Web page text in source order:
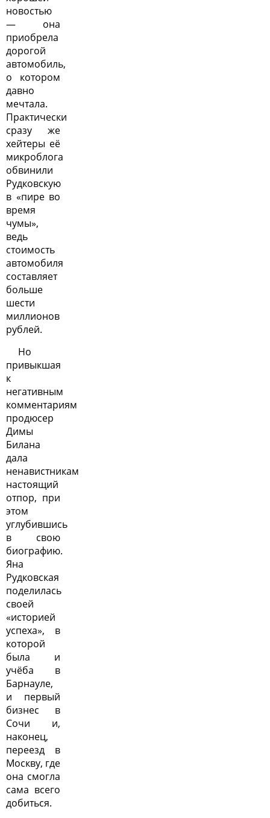
новостью
— она
приобрела
дорогой
автомобиль,
о котором
давно
мечтала.
Практически
сразу же
хейтеры её
микроблога
обвинили
Рудковскую
в «пире во
время
чумы»,
ведь
стоимость
автомобиля
составляет
больше
шести
миллионов
рублей.
Но
привыкшая
к
негативным
комментариям
продюсер
Димы
Билана
дала
ненавистникам
настоящий
отпор, при
этом
углубившись
в свою
биографию.
Яна
Рудковская
поделилась
своей
«историей
успеха», в
которой
была и
учёба в
Барнауле,
и первый
бизнес в
Сочи и,
наконец,
переезд в
Москву, где
она смогла
сама всего
добиться.